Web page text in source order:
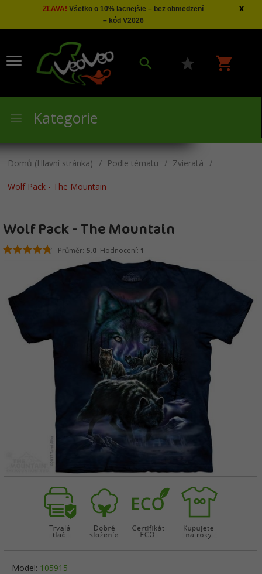
ZĽAVA! Všetko o 10% lacnejšie – bez obmedzení
– kód V2026
x
Kategorie
Domů (Hlavní stránka) Podle tématu Zvieratá
Wolf Pack - The Mountain
Wolf Pack - The Mountain
Průměr: 5.0 Hodnocení: 1
Model: 105915